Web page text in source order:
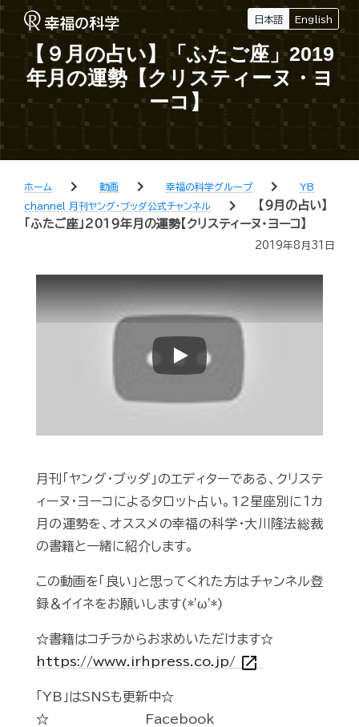
日本語 English
【９月の占い】「ふたご座」2019
年月の運勢【クリスティーヌ・ヨ
ーコ】
ホーム chevron_right 動画 chevron_right 幸福の科学グループ chevron_right
YB
channel 月刊ヤング・ブッダ公式チャンネル
chevron_right
【９月の占い】
「ふたご座」2019年月の運勢【クリスティーヌ・ヨーコ】
2019年8月31日
Play
月刊「ヤング・ブッダ」のエディターである、クリステ
ィーヌ・ヨーコによるタロット占い。12星座別に１カ
月の運勢を、オススメの幸福の科学・大川隆法総裁
の書籍と一緒に紹介します。
この動画を「良い」と思ってくれた方はチャンネル登
録＆イイネをお願いします(*'ω'*)
☆書籍はコチラからお求めいただけます☆
https://www.irhpress.co.jp/ open_in_new
「YB」はSNSも更新中☆
☆Facebook